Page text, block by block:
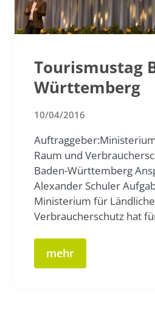
Tourismustag
Württemberg
10/04/2016
Raum und
Baden-Württemberg
Alexander Schuler
Ministerium für
Verbraucherschutz hat
mehr